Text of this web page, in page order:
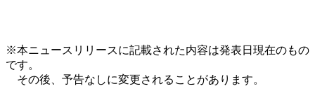
※本ニュースリリースに記載された内容は発表日現在のもの
です。
その後、予告なしに変更されることがあります。